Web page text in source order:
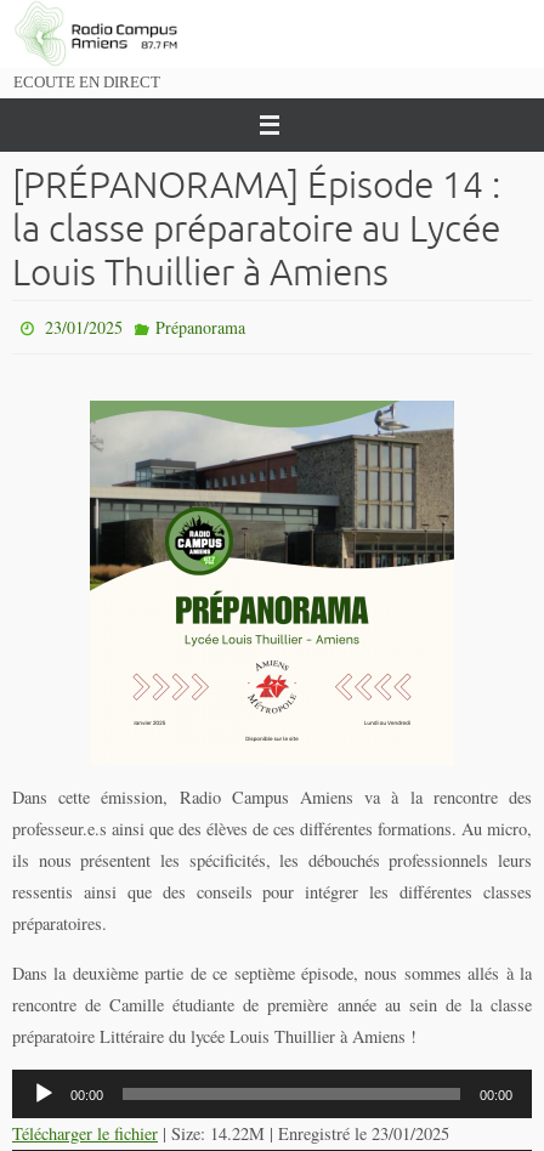
Passer
vers
ECOUTE EN DIRECT
[PRÉPANORAMA] Épisode 14 :
la classe préparatoire au Lycée
Louis Thuillier à Amiens
23/01/2025 Prépanorama
Dans cette émission, Radio Campus Amiens va à la rencontre des
professeur.e.s ainsi que des élèves de ces différentes formations. Au micro,
ils nous présentent les spécificités, les débouchés professionnels leurs
ressentis ainsi que des conseils pour intégrer les différentes classes
préparatoires.
Dans la deuxième partie de ce septième épisode, nous sommes allés à la
rencontre de Camille étudiante de première année au sein de la classe
préparatoire Littéraire du lycée Louis Thuillier à Amiens !
Lecteur
audio
00:00 00:00
Télécharger le fichier | Size: 14.22M | Enregistré le 23/01/2025